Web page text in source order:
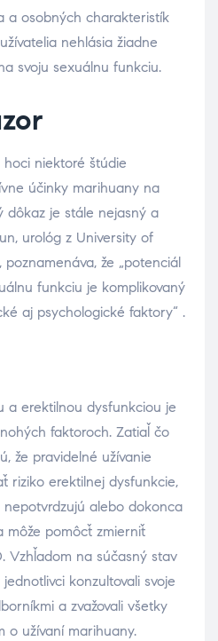
a osobných charakteristík
nehlásia žiadne
svoju sexuálnu funkciu.
hoci niektoré štúdie
účinky marihuany na
dôkaz je stále nejasný a
urológ z University of
poznamenáva, že „potenciál
funkciu je komplikovaný
aj psychologické faktory“ .
a erektilnou dysfunkciou je
faktoroch. Zatiaľ čo
že pravidelné užívanie
riziko erektilnej dysfunkcie,
alebo dokonca
môže pomôcť zmierniť
Vzhľadom na súčasný stav
konzultovali svoje
a zvažovali všetky
o užívaní marihuany.